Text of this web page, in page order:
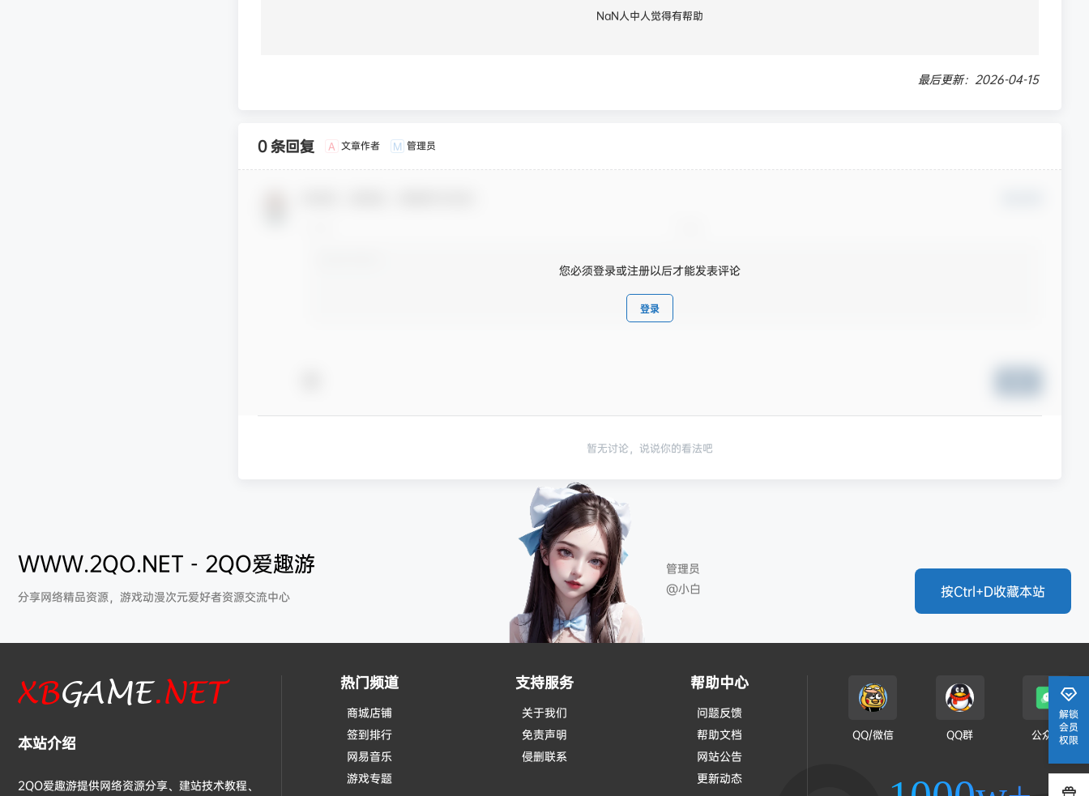
NaN 人中 人觉得有帮助
最后更新：2026-04-15
0 条回复 A 文章作者 M 管理员
您必须登录或注册以后才能发表评论
登录
暂无讨论，说说你的看法吧
解锁
会员
权限
WWW.2QO.NET - 2QO爱趣游
分享网络精品资源，游戏动漫次元爱好者资源交流中心 按Ctrl+D收藏本站
管理员
@小白
本站介绍
2QO爱趣游提供网络资源分享、建站技术教程、
热门频道
商城店铺
签到排行
网易音乐
游戏专题
支持服务
关于我们
免责声明
侵删联系
帮助中心
问题反馈
帮助文档
网站公告
更新动态
QQ/微信 QQ群 公众号